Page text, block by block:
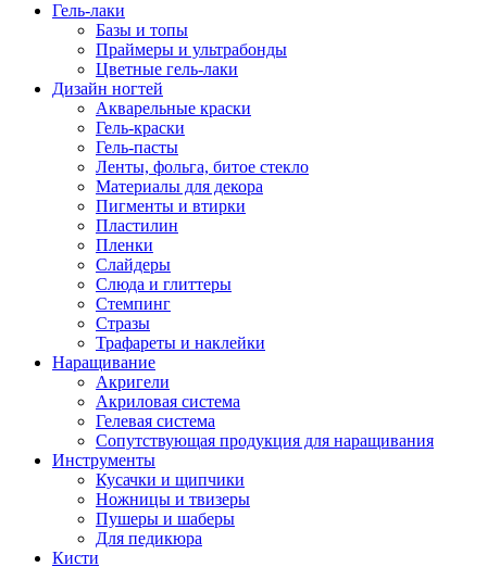
Гель-лаки
Базы и топы
Праймеры и ультрабонды
Цветные гель-лаки
Дизайн ногтей
Акварельные краски
Гель-краски
Гель-пасты
Ленты, фольга, битое стекло
Материалы для декора
Пигменты и втирки
Пластилин
Пленки
Слайдеры
Слюда и глиттеры
Стемпинг
Стразы
Трафареты и наклейки
Наращивание
Акригели
Акриловая система
Гелевая система
Сопутствующая продукция для наращивания
Инструменты
Кусачки и щипчики
Ножницы и твизеры
Пушеры и шаберы
Для педикюра
Кисти